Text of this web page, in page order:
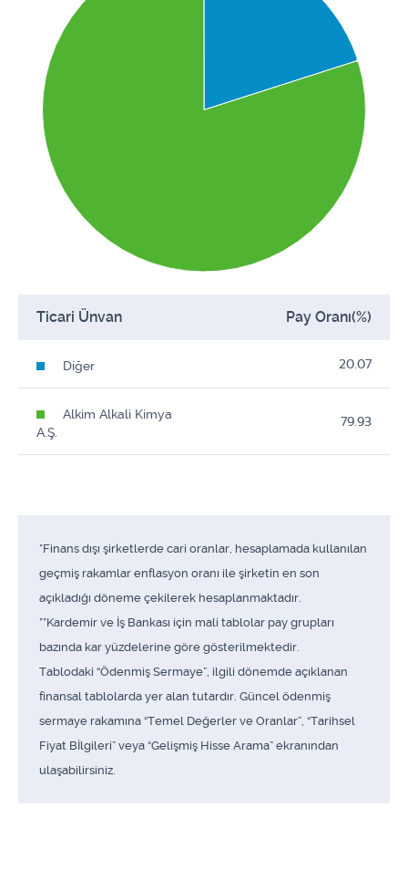
Ticari Ünvan Pay Oranı(%)
Diğer 20.07
Alkim Alkali Kimya
A.Ş.
79.93
*Finans dışı şirketlerde cari oranlar, hesaplamada kullanılan
geçmiş rakamlar enflasyon oranı ile şirketin en son
açıkladığı döneme çekilerek hesaplanmaktadır.
**Kardemir ve İş Bankası için mali tablolar pay grupları
bazında kar yüzdelerine göre gösterilmektedir.
Tablodaki “Ödenmiş Sermaye”, ilgili dönemde açıklanan
finansal tablolarda yer alan tutardır. Güncel ödenmiş
sermaye rakamına “Temel Değerler ve Oranlar”, “Tarihsel
Fiyat Bİlgileri” veya “Gelişmiş Hisse Arama” ekranından
ulaşabilirsiniz.